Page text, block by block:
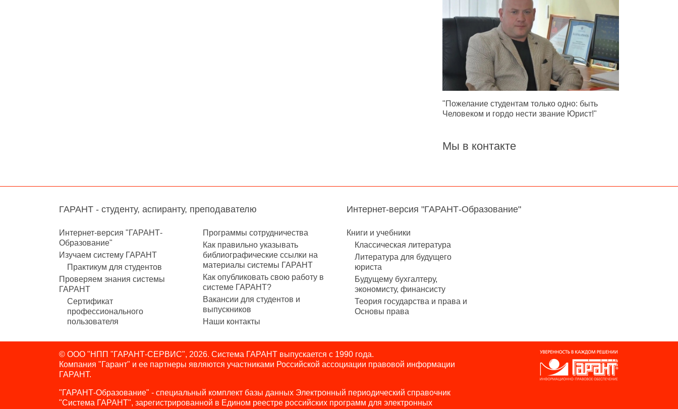
"Пожелание студентам только одно: быть
Человеком и гордо нести звание Юрист!"
Мы в контакте
ГАРАНТ - студенту, аспиранту, преподавателю
Интернет-версия "ГАРАНТ-
Образование"
Изучаем систему ГАРАНТ
Практикум для студентов
Проверяем знания системы
ГАРАНТ
Сертификат
профессионального
пользователя
Программы сотрудничества
Как правильно указывать
библиографические ссылки на
материалы системы ГАРАНТ
Как опубликовать свою работу в
системе ГАРАНТ?
Вакансии для студентов и
выпускников
Наши контакты
Интернет-версия "ГАРАНТ-Образование"
Книги и учебники
Классическая литература
Литература для будущего
юриста
Будущему бухгалтеру,
экономисту, финансисту
Теория государства и права и
Основы права
© ООО "НПП "ГАРАНТ-СЕРВИС", 2026. Система ГАРАНТ выпускается с 1990 года.
Компания "Гарант" и ее партнеры являются участниками Российской ассоциации правовой информации
ГАРАНТ.
"ГАРАНТ-Образование" - специальный комплект базы данных Электронный периодический справочник
"Система ГАРАНТ", зарегистрированной в Едином реестре российских программ для электронных